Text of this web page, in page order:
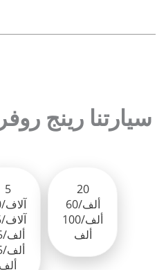
سيارتنا رينج روفر
5
ألف
20
ألف/60
ألف/100
ألف